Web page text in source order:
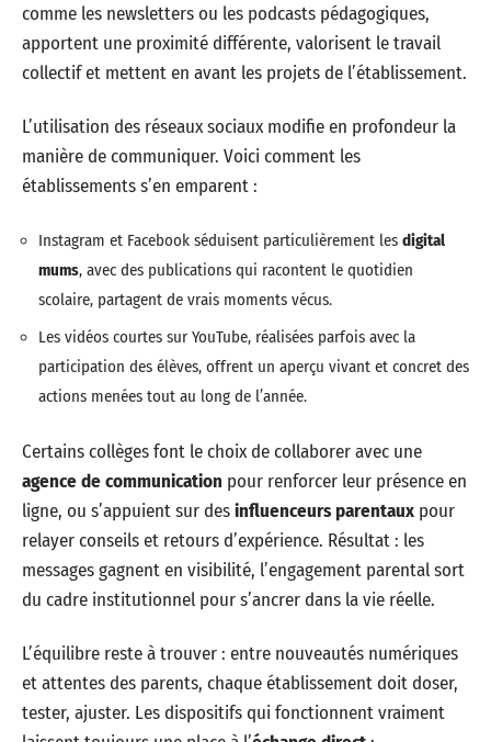
comme les newsletters ou les podcasts pédagogiques,
apportent une proximité différente, valorisent le travail
collectif et mettent en avant les projets de l’établissement.
L’utilisation des réseaux sociaux modifie en profondeur la
manière de communiquer. Voici comment les
établissements s’en emparent :
Instagram et Facebook séduisent particulièrement les digital
mums, avec des publications qui racontent le quotidien
scolaire, partagent de vrais moments vécus.
Les vidéos courtes sur YouTube, réalisées parfois avec la
participation des élèves, offrent un aperçu vivant et concret des
actions menées tout au long de l’année.
Certains collèges font le choix de collaborer avec une
agence de communication pour renforcer leur présence en
ligne, ou s’appuient sur desinfluenceurs parentaux pour
relayer conseils et retours d’expérience. Résultat : les
messages gagnent en visibilité, l’engagement parental sort
du cadre institutionnel pour s’ancrer dans la vie réelle.
L’équilibre reste à trouver : entre nouveautés numériques
et attentes des parents, chaque établissement doit doser,
tester, ajuster. Les dispositifs qui fonctionnent vraiment